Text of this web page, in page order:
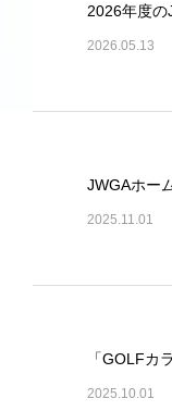
2026年度の
2026.05.13
JWGAホー
2025.11.01
「GOLF
2025.10.01